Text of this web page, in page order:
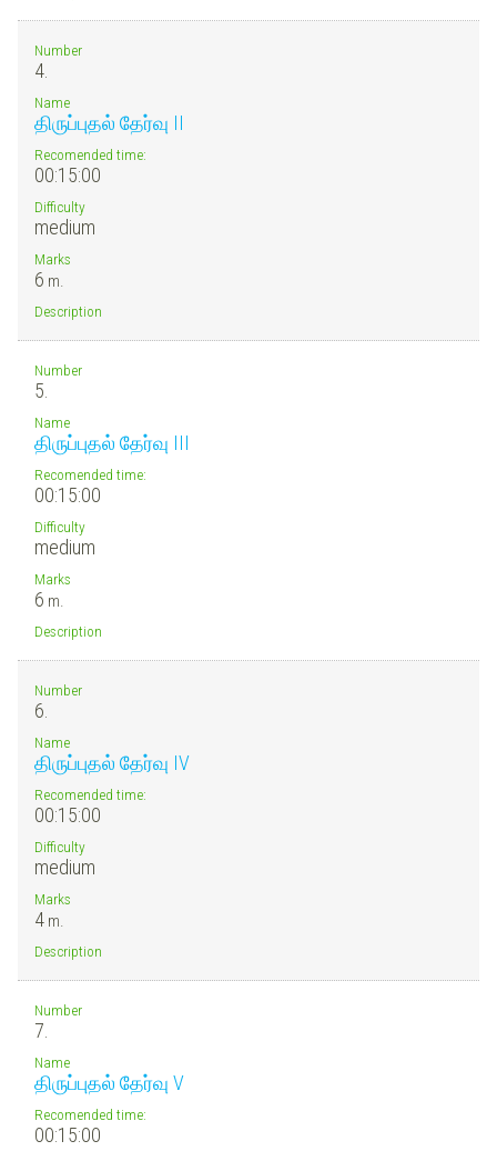
Number
4.
Name
திருப்புதல் தேர்வு II
Recomended time:
00:15:00
Difficulty
medium
Marks
6 m.
Description
Number
5.
Name
திருப்புதல் தேர்வு III
Recomended time:
00:15:00
Difficulty
medium
Marks
6 m.
Description
Number
6.
Name
திருப்புதல் தேர்வு IV
Recomended time:
00:15:00
Difficulty
medium
Marks
4 m.
Description
Number
7.
Name
திருப்புதல் தேர்வு V
Recomended time:
00:15:00